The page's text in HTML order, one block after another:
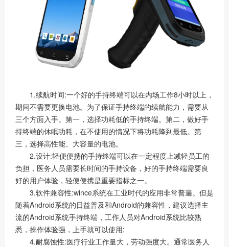
1.续航时间:一个好的手持终端可以在内场工作8小时以上，
期间不需要更换电池。为了保证手持终端的续航能力，需要从
三个方面入手。第一，选择功耗低的手持终端。第二，做好手
持终端的休眠功耗，在不使用的情况下将功耗降到最低。第
三，选择高性能、大容量的电池。
2.设计:轻便便携的手持终端可以在一定程度上减轻员工的
负担，医务人员需要长时间的手持设备，好的手持终端需要良
好的用户体验，轻便便携是重要指标之一。
3.软件兼容性:wince系统在工业时代的应用非常普遍。但是
随着Android系统的日益普及和Android的兼容性，建议选择主
流的Android系统手持终端，工作人员对Android系统比较熟
悉，操作体验强，上手就可以使用;
4.耐腐蚀性:医疗行业工作量大，劳动强度大。通常医务人